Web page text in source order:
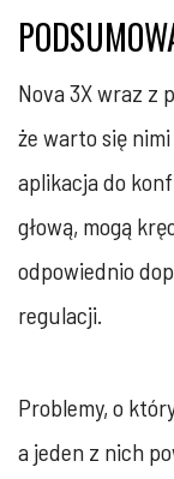
Nova 3X wraz z
że warto się
aplikacja do
głową, mogą
odpowiednio
regulacji.
Problemy, o
a jeden z nich